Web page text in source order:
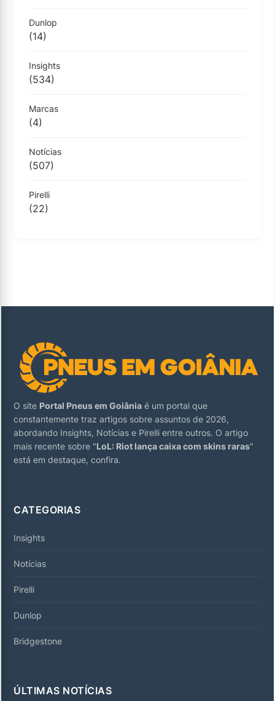
Dunlop
(14)
Insights
(534)
Marcas
(4)
Notícias
(507)
Pirelli
(22)
O site Portal Pneus em Goiânia é um portal que
constantemente traz artigos sobre assuntos de 2026,
abordando Insights, Notícias e Pirelli entre outros. O artigo
mais recente sobre "LoL: Riot lança caixa com skins raras"
está em destaque, confira.
CATEGORIAS
Insights
Notícias
Pirelli
Dunlop
Bridgestone
ÚLTIMAS NOTÍCIAS